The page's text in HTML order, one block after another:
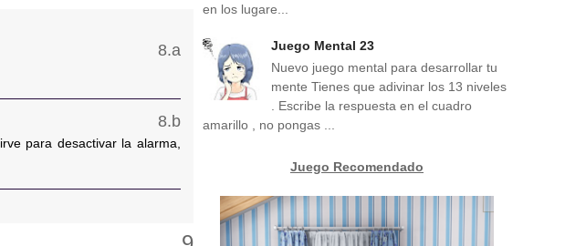
para desactivar la alarma,
en los lugare...
Juego Mental 23
Nuevo juego mental para desarrollar tu
mente Tienes que adivinar los 13 niveles
. Escribe la respuesta en el cuadro
amarillo , no pongas ...
Juego Recomendado